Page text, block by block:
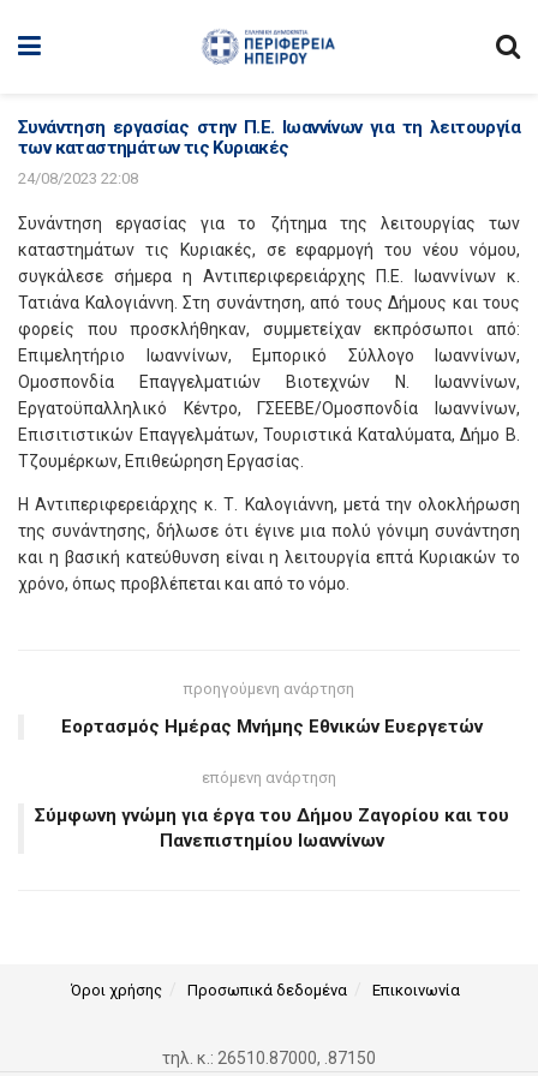
Συνάντηση εργασίας στην Π.Ε. Ιωαννίνων για τη λειτουργία
των καταστημάτων τις Κυριακές
24/08/2023 22:08
Συνάντηση εργασίας για το ζήτημα της λειτουργίας των
καταστημάτων τις Κυριακές, σε εφαρμογή του νέου νόμου,
συγκάλεσε σήμερα η Αντιπεριφερειάρχης Π.Ε. Ιωαννίνων κ.
Τατιάνα Καλογιάννη. Στη συνάντηση, από τους Δήμους και τους
φορείς που προσκλήθηκαν, συμμετείχαν εκπρόσωποι από:
Επιμελητήριο Ιωαννίνων, Εμπορικό Σύλλογο Ιωαννίνων,
Ομοσπονδία Επαγγελματιών Βιοτεχνών Ν. Ιωαννίνων,
Εργατοϋπαλληλικό Κέντρο, ΓΣΕΕΒΕ/Ομοσπονδία Ιωαννίνων,
Επισιτιστικών Επαγγελμάτων, Τουριστικά Καταλύματα, Δήμο Β.
Τζουμέρκων, Επιθεώρηση Εργασίας.
Η Αντιπεριφερειάρχης κ. Τ. Καλογιάννη, μετά την ολοκλήρωση
της συνάντησης, δήλωσε ότι έγινε μια πολύ γόνιμη συνάντηση
και η βασική κατεύθυνση είναι η λειτουργία επτά Κυριακών το
χρόνο, όπως προβλέπεται και από το νόμο.
προηγούμενη ανάρτηση
Εορτασμός Ημέρας Μνήμης Εθνικών Ευεργετών
επόμενη ανάρτηση
Σύμφωνη γνώμη για έργα του Δήμου Ζαγορίου και του
Πανεπιστημίου Ιωαννίνων
Όροι χρήσης Προσωπικά δεδομένα Επικοινωνία
τηλ. κ.: 26510.87000, .87150